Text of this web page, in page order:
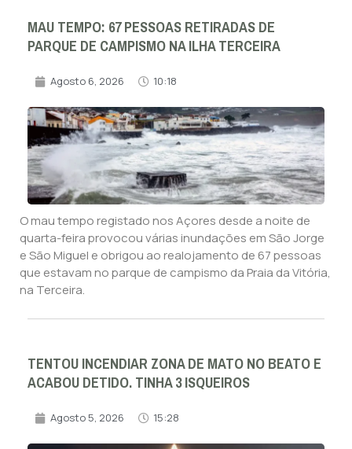
MAU TEMPO: 67 PESSOAS RETIRADAS DE
PARQUE DE CAMPISMO NA ILHA TERCEIRA
Agosto 6, 2026 10:18
O mau tempo registado nos Açores desde a noite de
quarta-feira provocou várias inundações em São Jorge
e São Miguel e obrigou ao realojamento de 67 pessoas
que estavam no parque de campismo da Praia da Vitória,
na Terceira.
TENTOU INCENDIAR ZONA DE MATO NO BEATO E
ACABOU DETIDO. TINHA 3 ISQUEIROS
Agosto 5, 2026 15:28